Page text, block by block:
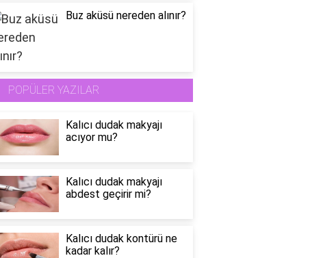
Buz aküsü nereden alınır?
POPÜLER YAZILAR
Kalıcı dudak makyajı
acıyor mu?
Kalıcı dudak makyajı
abdest geçirir mi?
Kalıcı dudak kontürü ne
kadar kalır?